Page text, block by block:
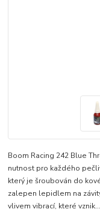
Boom Racing 242 Blue
nutnost pro každého
který je šroubován do
zalepen lepidlem na
vlivem vibrací, které vznik...